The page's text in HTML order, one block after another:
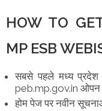
HOW TO
MP ESB
सबसे पहले मध्य प्रदेश
peb.mp.gov.in ओपन
होम पेज पर नवीन